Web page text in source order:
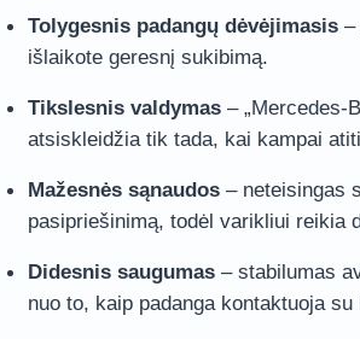
Tolygesnis padangų dėvėjimasis –
išlaikote geresnį sukibimą.
Tikslesnis valdymas – „Mercedes-
atsiskleidžia tik tada, kai kampai
Mažesnės sąnaudos – neteisingas
pasipriešinimą, todėl varikliui reikia
Didesnis saugumas – stabilumas
nuo to, kaip padanga kontaktuoja su